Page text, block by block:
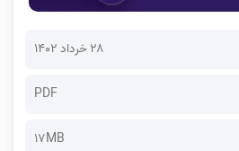
۲۸ خرداد ۱۴۰۲
PDF
17MB